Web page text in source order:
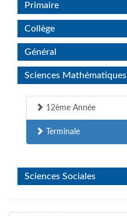
Primaire
Collège
Général
Sciences Mathématiques
12ème Année
Terminale
Sciences Sociales